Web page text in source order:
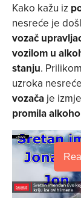
Kako kažu iz
nesreće je
vozač
vozilom u
stanju.
uzroka
vozača je
promila